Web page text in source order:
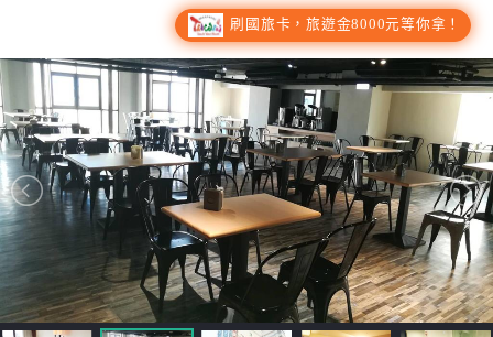
台
灣
訂
房
直
接
跟
刷國旅卡，旅遊金8000元等你拿！